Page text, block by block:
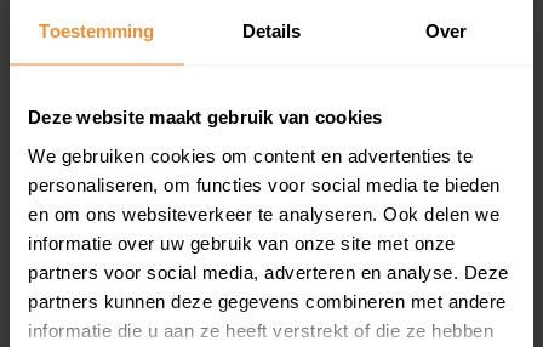
Toestemming Details Over
Deze website maakt gebruik van cookies
We gebruiken cookies om content en advertenties te
personaliseren, om functies voor social media te bieden
en om ons websiteverkeer te analyseren. Ook delen we
informatie over uw gebruik van onze site met onze
partners voor social media, adverteren en analyse. Deze
partners kunnen deze gegevens combineren met andere
informatie die u aan ze heeft verstrekt of die ze hebben
Een overzicht van alle verkochte woningen (koopsom
en koopdatum) binnen een postcodegebied. Dit
Bekijk product
Direct leverbaar